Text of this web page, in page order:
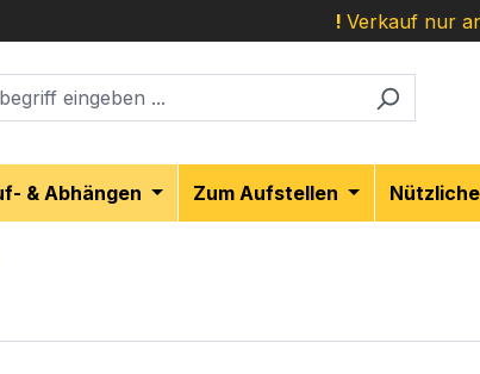
! Verkauf nur
& Abhängen Zum Aufstellen